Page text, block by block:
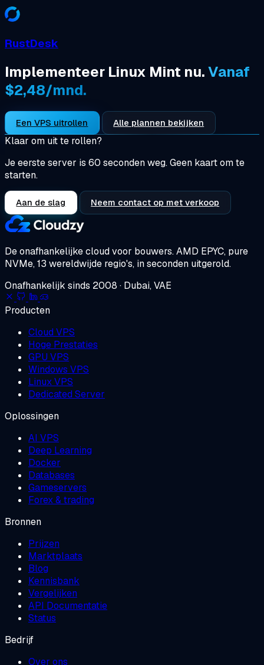
RustDesk
Implementeer Linux Mint nu.Vanaf
$2,48/mnd.
Een VPS uitrollen Alle plannen bekijken
Klaar om uit te rollen?
Je eerste server is 60 seconden weg. Geen kaart om te
starten.
Aan de slag Neem contact op met verkoop
De onafhankelijke cloud voor bouwers.AMD EPYC, pure
NVMe, 13 wereldwijde regio's, in seconden uitgerold.
Onafhankelijk sinds 2008 · Dubai, VAE
Producten
Cloud VPS
Hoge Prestaties
GPU VPS
Windows VPS
Linux VPS
Dedicated Server
Oplossingen
AI VPS
Deep Learning
Docker
Databases
Gameservers
Forex & trading
Bronnen
Prijzen
Marktplaats
Blog
Kennisbank
Vergelijken
API Documentatie
Status
Bedrijf
Over ons